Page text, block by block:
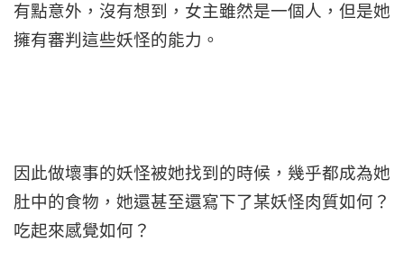
有點意外，沒有想到，女主雖然是一個人，但是她
擁有審判這些妖怪的能力。
因此做壞事的妖怪被她找到的時候，幾乎都成為她
肚中的食物，她還甚至還寫下了某妖怪肉質如何？
吃起來感覺如何？